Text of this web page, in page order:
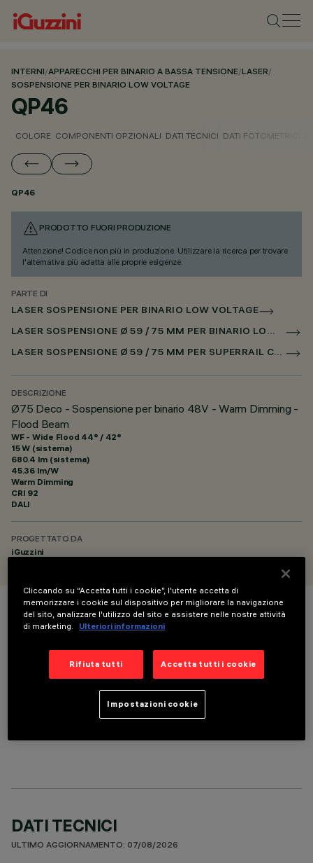
INTERNI/APPARECCHI PER BINARIO A BASSA TENSIONE/LASER/
SOSPENSIONE PER BINARIO LOW VOLTAGE
QP46
COLORE COMPONENTI OPZIONALI DATI TECNICI DATI FOTOMETRICI
QP46
PRODOTTO FUORI PRODUZIONE
Attenzione! Codice non più in produzione. Utilizzare la ricerca per trovare
l'alternativa più adatta alle proprie esigenze.
PARTE DI
LASER SOSPENSIONE PER BINARIO LOW VOLTAGE
LASER SOSPENSIONE Ø 59 / 75 MM PER BINARIO LOW VOLTAGE CASAMBI
LASER SOSPENSIONE Ø 59 / 75 MM PER SUPERRAIL CASAMBI
DESCRIZIONE
Ø75 Deco - Sospensione per binario 48V - Warm Dimming -
Flood Beam
WF - Wide Flood 44° / 42°
15 W (sistema)
680.4 lm (sistema)
45.36 lm/W
Warm Dimming
CRI 92
DALI
PROGETTATO DA
iGuzzini
COLORE
COMPONENTI OPZIONALI
DATI TECNICI
ULTIMO AGGIORNAMENTO: 07/08/2026
Cliccando su “Accetta tutti i cookie”, l'utente accetta di
memorizzare i cookie sul dispositivo per migliorare la navigazione
del sito, analizzare l'utilizzo del sito e assistere nelle nostre attività
di marketing.
Ulteriori informazioni
Rifiuta tutti Accetta tutti i cookie
Impostazioni cookie